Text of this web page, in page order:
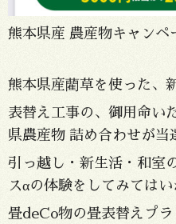
熊本県産 農産物キャンペ
熊本県産藺草を使った、
表替え工事の、御用命い
県農産物 詰め合わせが当
引っ越し・新生活・和室
スαの体験をしてみては
畳deCo物の畳表替えプラ